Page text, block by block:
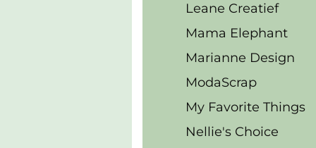
Leane Creatief
Mama Elephant
Marianne Design
ModaScrap
My Favorite Things
Nellie's Choice